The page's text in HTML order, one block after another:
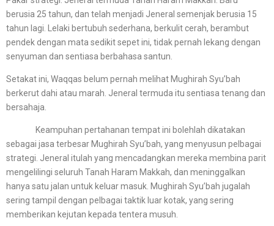
berusia 25 tahun, dan telah menjadi Jeneral semenjak berusia 15
tahun lagi. Lelaki bertubuh sederhana, berkulit cerah, berambut
pendek dengan mata sedikit sepet ini, tidak pernah lekang dengan
senyuman dan sentiasa berbahasa santun.
Setakat ini, Waqqas belum pernah melihat Mughirah Syu’bah
berkerut dahi atau marah. Jeneral termuda itu sentiasa tenang dan
bersahaja.
Keampuhan pertahanan tempat ini bolehlah dikatakan
sebagai jasa terbesar Mughirah Syu’bah, yang menyusun pelbagai
strategi. Jeneral itulah yang mencadangkan mereka membina parit
mengelilingi seluruh Tanah Haram Makkah, dan meninggalkan
hanya satu jalan untuk keluar masuk. Mughirah Syu’bah jugalah
sering tampil dengan pelbagai taktik luar kotak, yang sering
memberikan kejutan kepada tentera musuh.